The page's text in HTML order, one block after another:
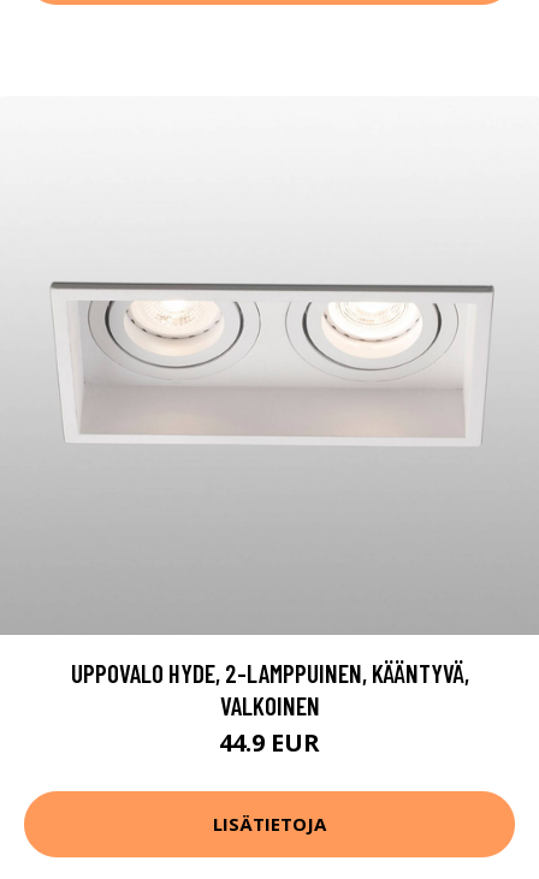
UPPOVALO HYDE, 2-LAMPPUINEN, KÄÄNTYVÄ,
VALKOINEN
44.9 EUR
LISÄTIETOJA